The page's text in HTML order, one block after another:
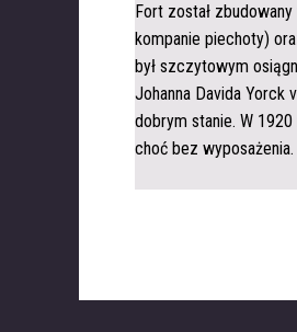
Fort został
kompanie piechoty)
był szczytowym
Johanna Davida Yorck
dobrym stanie. W
choć bez